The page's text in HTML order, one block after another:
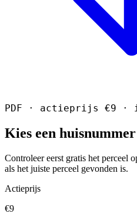
PDF · actieprijs €9 ·
Kies een huisnummer
Controleer eerst gratis het perceel
als het juiste perceel gevonden is.
Actieprijs
€9